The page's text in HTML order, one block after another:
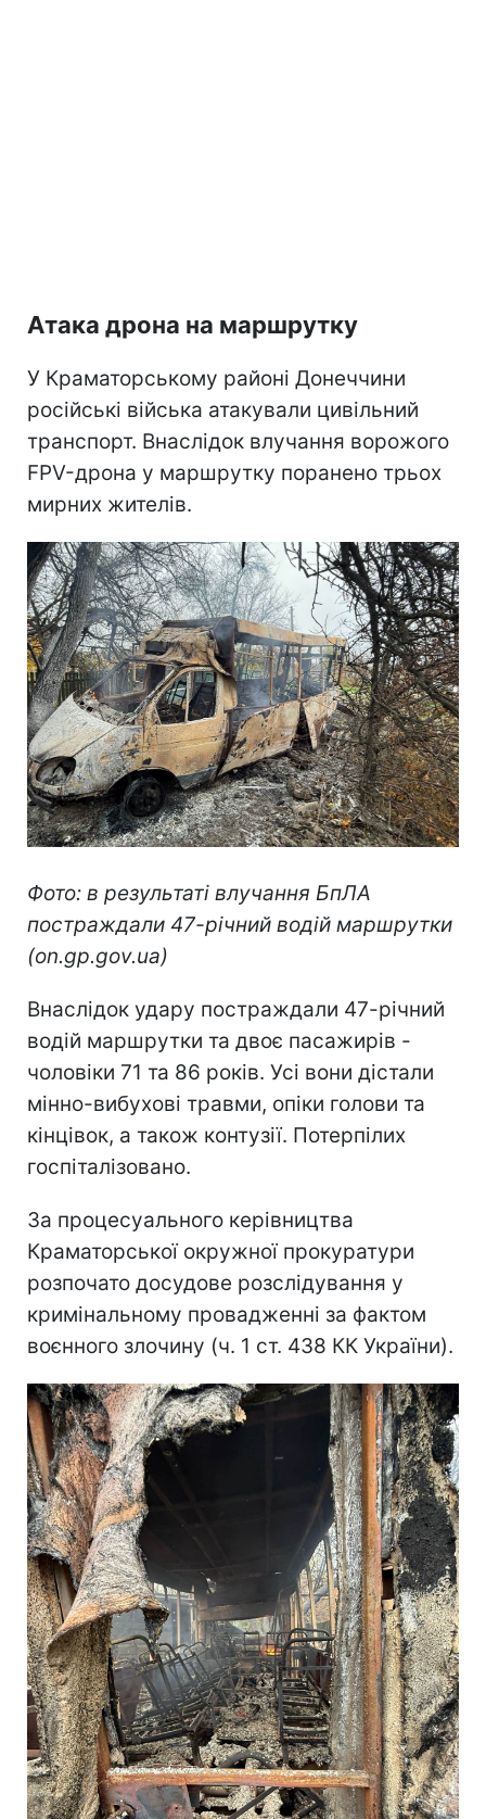
Атака дрона на маршрутку
У Краматорському районі Донеччини
російські війська атакували цивільний
транспорт. Внаслідок влучання ворожого
FPV-дрона у маршрутку поранено трьох
мирних жителів.
Фото: в результаті влучання БпЛА
постраждали 47-річний водій маршрутки
(on.gp.gov.ua)
Внаслідок удару постраждали 47-річний
водій маршрутки та двоє пасажирів -
чоловіки 71 та 86 років. Усі вони дістали
мінно-вибухові травми, опіки голови та
кінцівок, а також контузії. Потерпілих
госпіталізовано.
За процесуального керівництва
Краматорської окружної прокуратури
розпочато досудове розслідування у
кримінальному провадженні за фактом
воєнного злочину (ч. 1 ст. 438 КК України).